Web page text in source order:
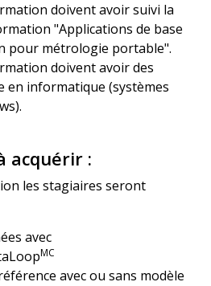
doivent avoir suivi la
"Applications de base
pour métrologie portable".
doivent avoir des
en informatique (systèmes
acquérir :
les stagiaires seront
avec
MC
avec ou sans modèle